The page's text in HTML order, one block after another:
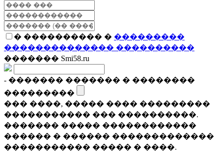
� ���������� � ���������
�������������� ����������
������� Smi58.ru
- ������� ������� � ��������
���������
��� ����, ����� ���� ���������
����������� ��� ����������.
������� ����� ������������
������ � ������ �������������
����������� ����� � ����.